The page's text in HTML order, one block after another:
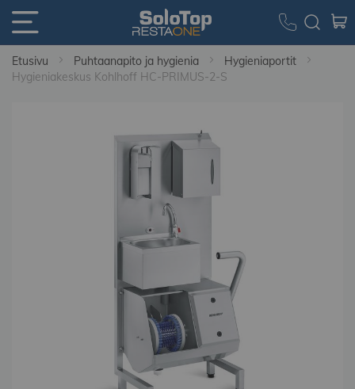
Etusivu Puhtaanapito ja hygienia
Hygieniaportit
Hygieniakeskus Kohlhoff HC-PRIMUS-2-S